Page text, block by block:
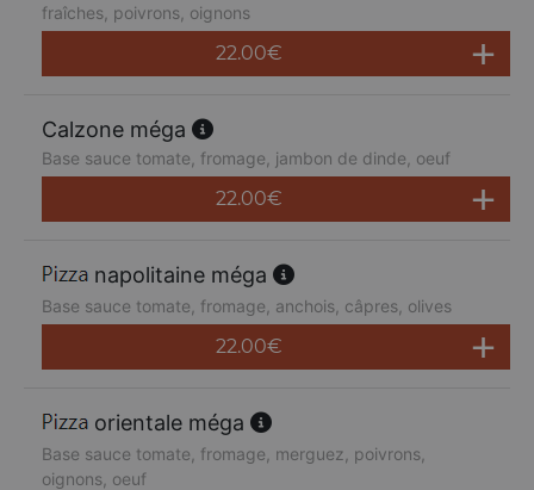
fraîches, poivrons, oignons
22.00€
Calzone méga
Base sauce tomate, fromage, jambon de dinde, oeuf
22.00€
napolitaine méga
Base sauce tomate, fromage, anchois, câpres, olives
22.00€
orientale méga
Base sauce tomate, fromage, merguez, poivrons,
oignons, oeuf